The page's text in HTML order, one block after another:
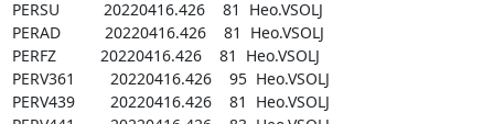
PERSU          20220416.426    81  Heo.VSOLJ
PERAD          20220416.426    81  Heo.VSOLJ
PERFZ          20220416.426    81  Heo.VSOLJ
PERV361        20220416.426    95  Heo.VSOLJ
PERV439        20220416.426    81  Heo.VSOLJ